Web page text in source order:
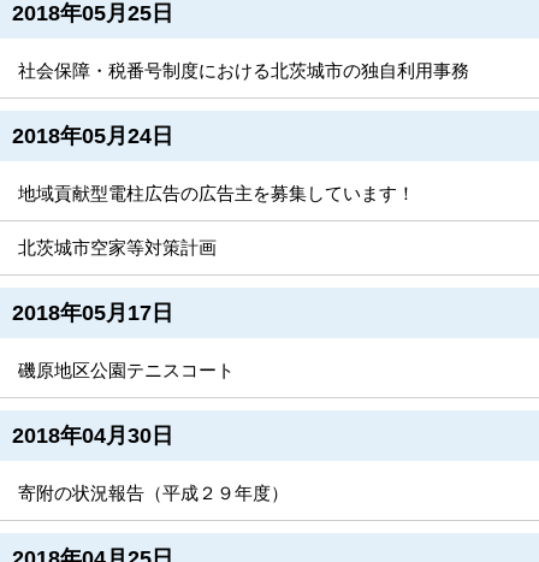
2018年05月25日
社会保障・税番号制度における北茨城市の独自利用事務
2018年05月24日
地域貢献型電柱広告の広告主を募集しています！
北茨城市空家等対策計画
2018年05月17日
磯原地区公園テニスコート
2018年04月30日
寄附の状況報告（平成２９年度）